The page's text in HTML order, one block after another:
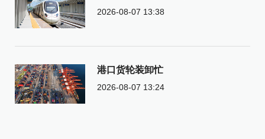
2026-08-07 13:38
港口货轮装卸忙
2026-08-07 13:24